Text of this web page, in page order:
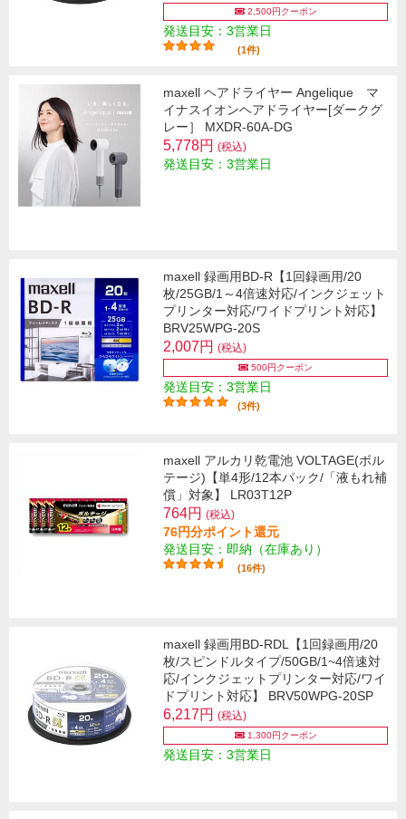
2,500円クーポン
発送目安：3営業日
(1件)
maxell ヘアドライヤー Angelique マ
イナスイオンヘアドライヤー[ダークグ
レー］ MXDR-60A-DG
5,778円 (税込)
発送目安：3営業日
maxell 録画用BD-R【1回録画用/20
枚/25GB/1～4倍速対応/インクジェット
プリンター対応/ワイドプリント対応】
BRV25WPG-20S
2,007円 (税込)
500円クーポン
発送目安：3営業日
(3件)
maxell アルカリ乾電池 VOLTAGE(ボル
テージ)【単4形/12本パック/「液もれ補
償」対象】 LR03T12P
764円 (税込)
76円分ポイント還元
発送目安：即納（在庫あり）
(16件)
maxell 録画用BD-RDL【1回録画用/20
枚/スピンドルタイプ/50GB/1~4倍速対
応/インクジェットプリンター対応/ワイ
ドプリント対応】 BRV50WPG-20SP
6,217円 (税込)
1,300円クーポン
発送目安：3営業日